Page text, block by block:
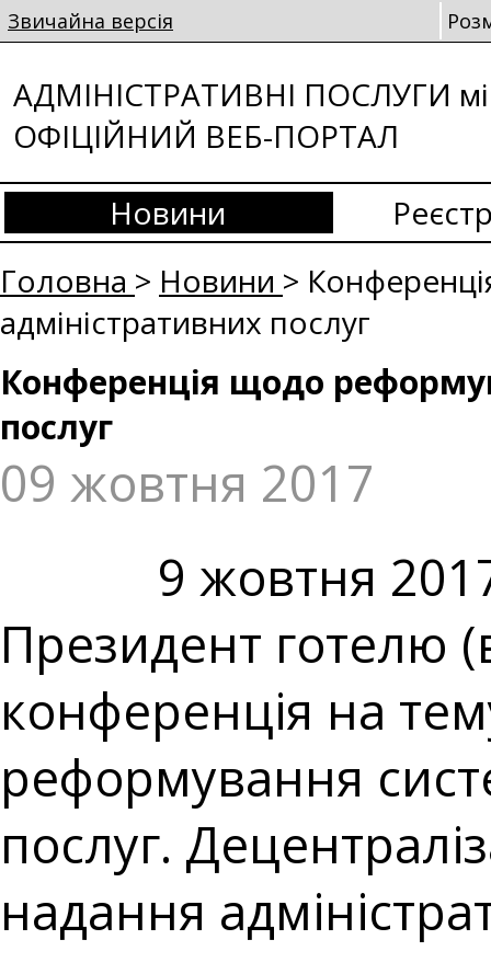
Звичайна версія
АДМІНІСТРАТИВНІ ПОСЛУГИ
ОФІЦІЙНИЙ ВЕБ-ПОРТАЛ
Новини
Головна > Новини >
адміністративних послуг
Конференція щодо
послуг
09 жовтня 2017
9 жовтня 2017
Президент готелю
конференція на
реформування
послуг.
надання